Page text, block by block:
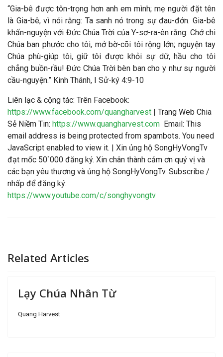
“Gia-bê được tôn-trọng hơn anh em mình; mẹ người đặt tên
là Gia-bê, vì nói rằng: Ta sanh nó trong sự đau-đớn. Gia-bê
khấn-nguyện với Đức Chúa Trời của Y-sơ-ra-ên rằng: Chớ chi
Chúa ban phước cho tôi, mở bờ-cõi tôi rộng lớn; nguyện tay
Chúa phù-giúp tôi, giữ tôi được khỏi sự dữ, hầu cho tôi
chẳng buồn-rầu! Đức Chúa Trời bèn ban cho y như sự người
cầu-nguyện.” Kinh Thánh, I Sử-ký‬ ‭4:9-10‬
Liên lạc & cộng tác: Trên Facebook:
https://www.facebook.com/quangharvest | Trang Web Chia
Sẻ Niềm Tin: https://www.quangharvest.com Email: This
email address is being protected from spambots. You need
JavaScript enabled to view it. | Xin ủng hộ SongHyVongTv
đạt mốc 50`000 đăng ký. Xin chân thành cảm ơn quý vị và
các bạn yêu thương và ủng hộ SongHyVongTv. Subscribe /
nhấp để đăng ký:
https://www.youtube.com/c/songhyvongtv
Related Articles
Lạy Chúa Nhân Từ
Quang Harvest